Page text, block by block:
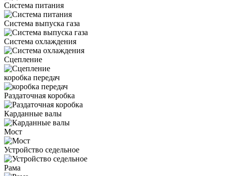
Система питания
Система выпуска газа
Система охлаждения
Сцепление
коробка передач
Раздаточная коробка
Карданные валы
Мост
Устройство седельное
Рама